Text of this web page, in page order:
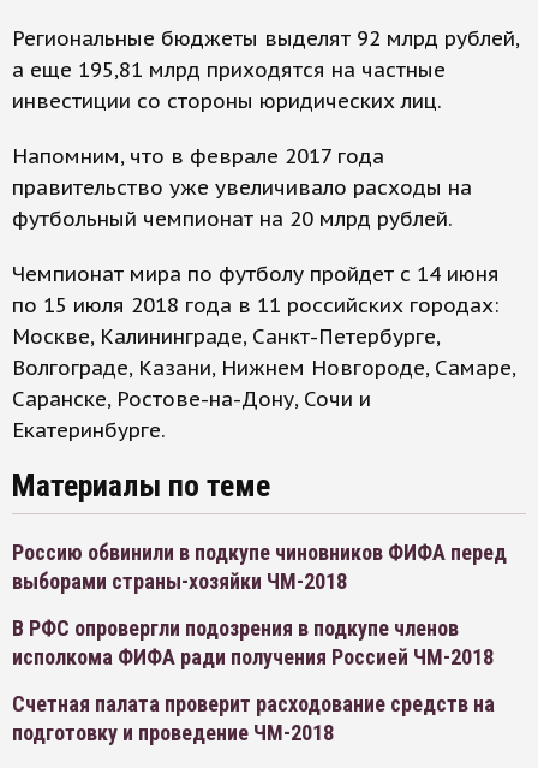
Региональные бюджеты выделят 92 млрд рублей,
а еще 195,81 млрд приходятся на частные
инвестиции со стороны юридических лиц.
Напомним, что в феврале 2017 года
правительство уже увеличивало расходы на
футбольный чемпионат на 20 млрд рублей.
Чемпионат мира по футболу пройдет с 14 июня
по 15 июля 2018 года в 11 российских городах:
Москве, Калининграде, Санкт-Петербурге,
Волгограде, Казани, Нижнем Новгороде, Самаре,
Саранске, Ростове-на-Дону, Сочи и
Екатеринбурге.
Материалы по теме
Россию обвинили в подкупе чиновников ФИФА перед
выборами страны-хозяйки ЧМ-2018
В РФС опровергли подозрения в подкупе членов
исполкома ФИФА ради получения Россией ЧМ-2018
Счетная палата проверит расходование средств на
подготовку и проведение ЧМ-2018